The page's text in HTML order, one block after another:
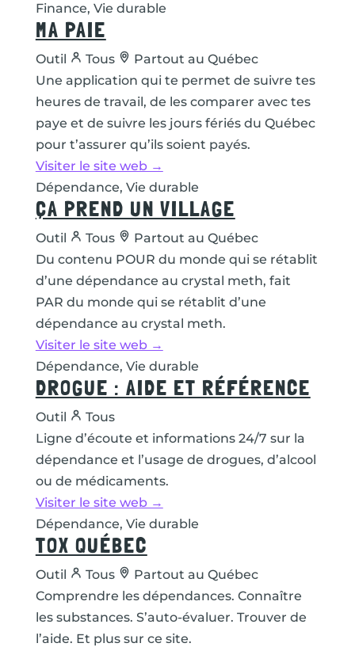
Finance, Vie durable
MA PAIE
Outil Tous
Partout au Québec
Une application qui te permet de suivre tes
heures de travail, de les comparer avec tes
paye et de suivre les jours fériés du Québec
pour t’assurer qu’ils soient payés.
Visiter le site web →
Dépendance, Vie durable
ÇA PREND UN VILLAGE
Outil Tous
Partout au Québec
Du contenu POUR du monde qui se rétablit
d’une dépendance au crystal meth, fait
PAR du monde qui se rétablit d’une
dépendance au crystal meth.
Visiter le site web →
Dépendance, Vie durable
DROGUE : AIDE ET RÉFÉRENCE
Outil
Tous
Ligne d’écoute et informations 24/7 sur la
dépendance et l’usage de drogues, d’alcool
ou de médicaments.
Visiter le site web →
Dépendance, Vie durable
TOX QUÉBEC
Outil Tous
Partout au Québec
Comprendre les dépendances. Connaître
les substances. S’auto-évaluer. Trouver de
l’aide. Et plus sur ce site.